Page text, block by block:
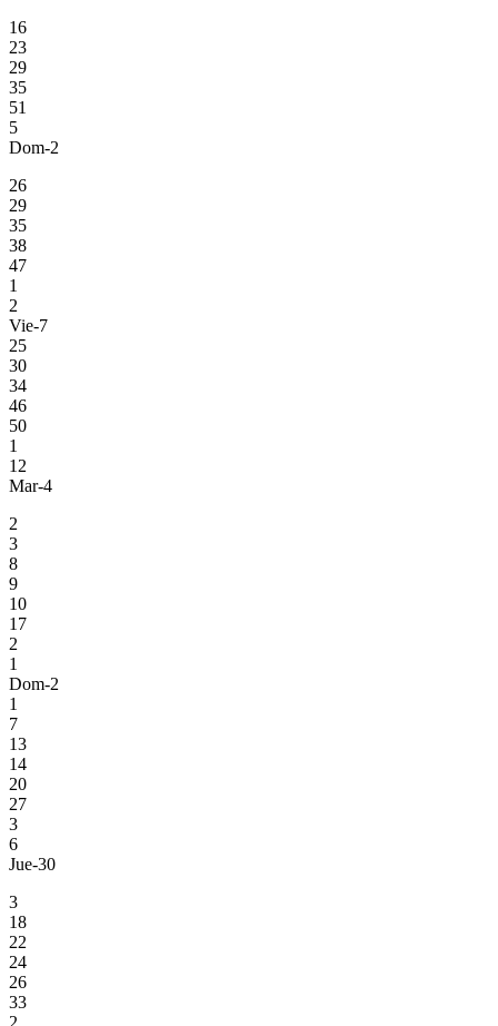
16
23
29
35
51
5
Dom-2
26
29
35
38
47
1
2
Vie-7
25
30
34
46
50
1
12
Mar-4
2
3
8
9
10
17
2
1
Dom-2
1
7
13
14
20
27
3
6
Jue-30
3
18
22
24
26
33
2